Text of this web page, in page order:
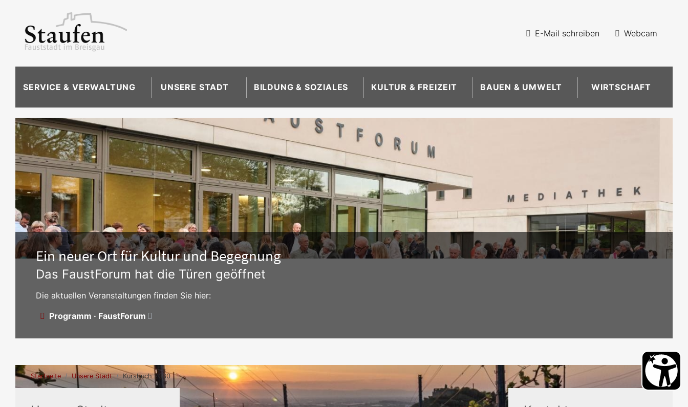
E-Mail schreiben Webcam
SERVICE & VERWALTUNG UNSERE STADT BILDUNG & SOZIALES KULTUR & FREIZEIT BAUEN & UMWELT WIRTSCHAFT
Ein neuer Ort für Kultur und Begegnung
Das FaustForum hat die Türen geöffnet
Die aktuellen Veranstaltungen finden Sie hier:
Programm · FaustForum
Startseite Unsere Stadt Kursbuch 2030